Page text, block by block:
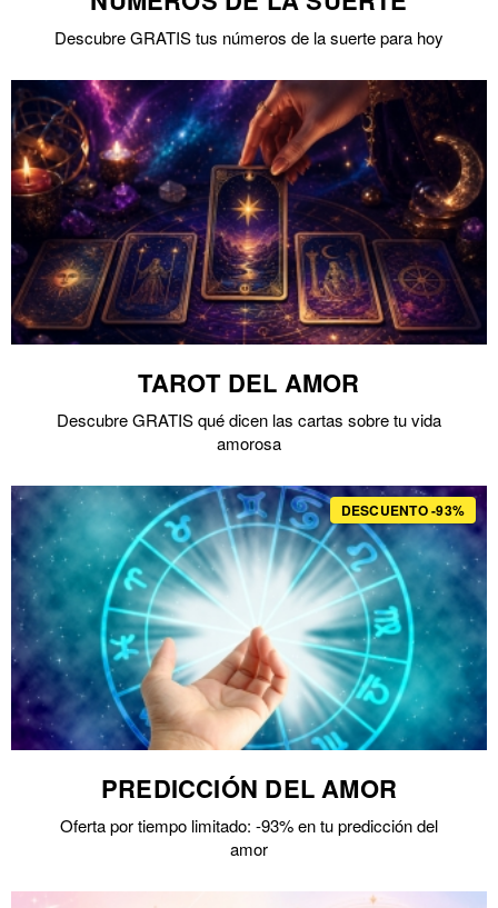
Descubre GRATIS tus números de la suerte para hoy
TAROT DEL AMOR
Descubre GRATIS qué dicen las cartas sobre tu vida
amorosa
DESCUENTO -93%
PREDICCIÓN DEL AMOR
Oferta por tiempo limitado: -93% en tu predicción del
amor